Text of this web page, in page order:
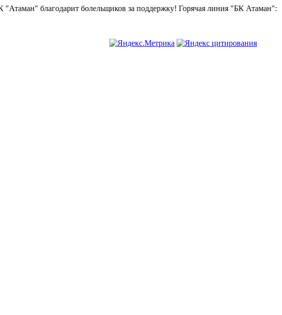
болельщиков за поддержку!Горячая линия "БК Атаман":268-82-02.